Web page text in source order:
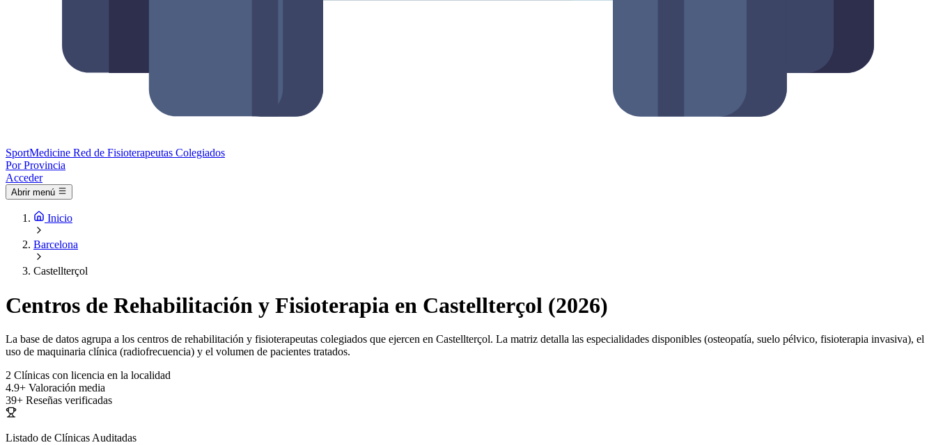
SportMedicine Red de Fisioterapeutas Colegiados
Por Provincia
Acceder
Abrir menú
Inicio
Barcelona
Castellterçol
Centros de Rehabilitación y Fisioterapia en Castellterçol (2026)
La base de datos agrupa a los centros de rehabilitación y fisioterapeutas colegiados que ejercen en Castellterçol. La matriz detalla las especialidades disponibles (osteopatía, suelo pélvico, fisioterapia invasiva), el
uso de maquinaria clínica (radiofrecuencia) y el volumen de pacientes tratados.
2 Clínicas con licencia en la localidad
4.9+ Valoración media
39+ Reseñas verificadas
Listado de Clínicas Auditadas